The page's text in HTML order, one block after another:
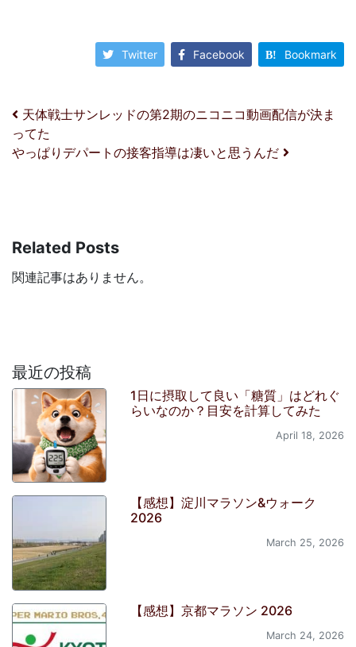
Twitter Facebook Bookmark
投稿ナビゲーション
天体戦士サンレッドの第2期のニコニコ動画配信が決ま
ってた
やっぱりデパートの接客指導は凄いと思うんだ
Related Posts
関連記事はありません。
最近の投稿
1日に摂取して良い「糖質」はどれぐ
らいなのか？目安を計算してみた
April 18, 2026
【感想】淀川マラソン&ウォーク
2026
March 25, 2026
【感想】京都マラソン 2026
March 24, 2026